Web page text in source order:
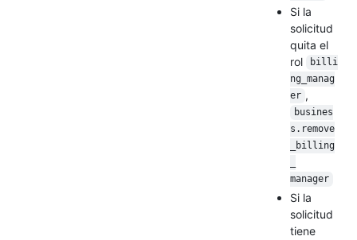
Si la
solicitud
quita el
rol
billi
ng_manag
er ,
busines
s.remove
_billing
manager
Si la
solicitud
tiene